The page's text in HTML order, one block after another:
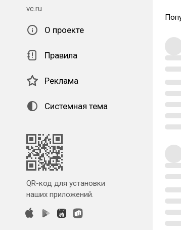
vc.ru
О проекте
Правила
Реклама
Системная тема
QR-код для установки
наших приложений.